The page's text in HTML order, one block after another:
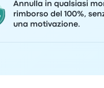
Annulla in qualsiasi
rimborso del 100%,
una motivazione.